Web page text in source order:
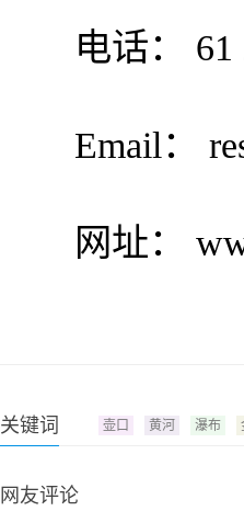
电话： 61 2
Email：
网址：
关键词 壶口 黄河 瀑布
网友评论